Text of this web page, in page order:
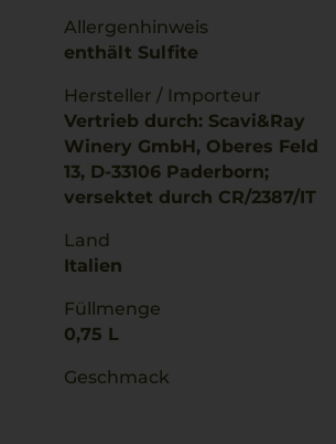
Allergenhinweis
enthält Sulfite
Hersteller / Importeur
Vertrieb durch: Scavi&Ray
Winery GmbH, Oberes Feld
13, D-33106 Paderborn;
versektet durch CR/2387/IT
Land
Italien
Füllmenge
0,75 L
Geschmack